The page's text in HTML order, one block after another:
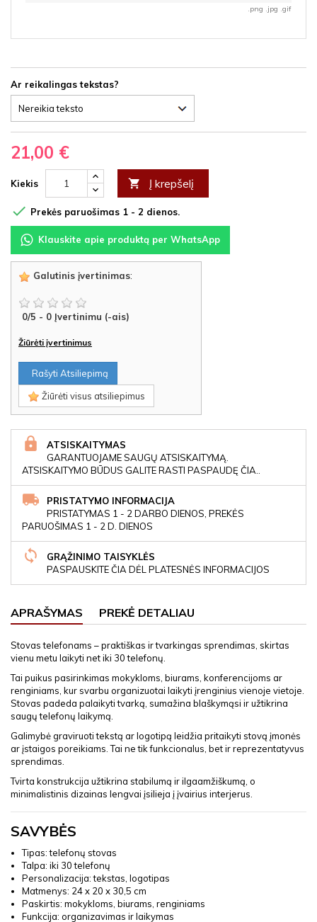
.png .jpg .gif
Ar reikalingas tekstas?
21,00 €
Kiekis  Į krepšelį
 Prekės paruošimas 1 - 2 dienos.
Klauskite apie produktą per WhatsApp
Galutinis įvertinimas:
0/5 - 0 Įvertinimu (-ais)
Žiūrėti įvertinimus
Rašyti Atsiliepimą
Žiūrėti visus atsiliepimus
ATSISKAITYMAS
GARANTUOJAME SAUGŲ ATSISKAITYMĄ.
ATSISKAITYMO BŪDUS GALITE RASTI PASPAUDĘ ČIA..
PRISTATYMO INFORMACIJA
PRISTATYMAS 1 - 2 DARBO DIENOS, PREKĖS
PARUOŠIMAS 1 - 2 D. DIENOS
GRĄŽINIMO TAISYKLĖS
PASPAUSKITE ČIA DĖL PLATESNĖS INFORMACIJOS
APRAŠYMAS PREKĖ DETALIAU
Stovas telefonams – praktiškas ir tvarkingas sprendimas, skirtas
vienu metu laikyti net iki 30 telefonų.
Tai puikus pasirinkimas mokykloms, biurams, konferencijoms ar
renginiams, kur svarbu organizuotai laikyti įrenginius vienoje vietoje.
Stovas padeda palaikyti tvarką, sumažina blaškymąsi ir užtikrina
saugų telefonų laikymą.
Galimybė graviruoti tekstą ar logotipą leidžia pritaikyti stovą įmonės
ar įstaigos poreikiams. Tai ne tik funkcionalus, bet ir reprezentatyvus
sprendimas.
Tvirta konstrukcija užtikrina stabilumą ir ilgaamžiškumą, o
minimalistinis dizainas lengvai įsilieja į įvairius interjerus.
SAVYBĖS
Tipas: telefonų stovas
Talpa: iki 30 telefonų
Personalizacija: tekstas, logotipas
Matmenys: 24 x 20 x 30,5 cm
Paskirtis: mokykloms, biurams, renginiams
Funkcija: organizavimas ir laikymas